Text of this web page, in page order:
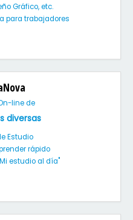
Gráfico, etc.
para trabajadores
line de
diversas
Estudio
rápido
estudio al día"